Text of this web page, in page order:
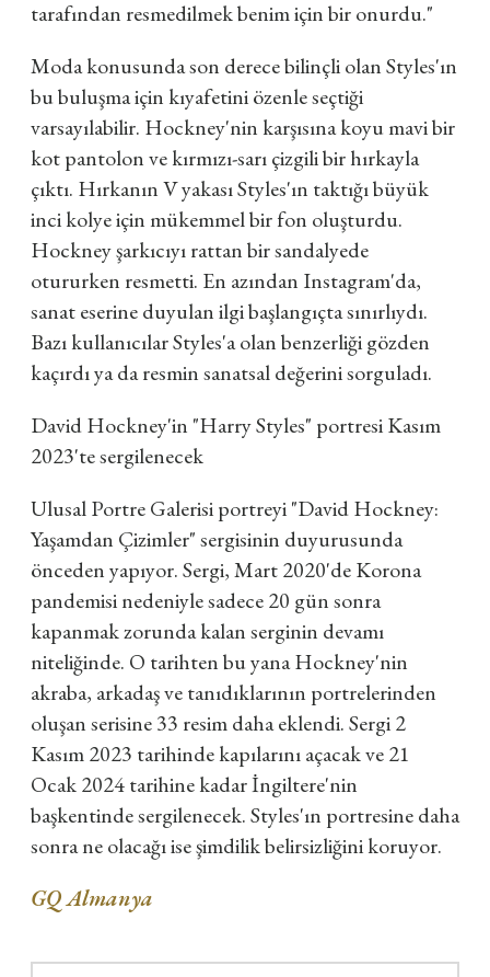
tarafından resmedilmek benim için bir onurdu."
Moda konusunda son derece bilinçli olan Styles'ın
bu buluşma için kıyafetini özenle seçtiği
varsayılabilir. Hockney'nin karşısına koyu mavi bir
kot pantolon ve kırmızı-sarı çizgili bir hırkayla
çıktı. Hırkanın V yakası Styles'ın taktığı büyük
inci kolye için mükemmel bir fon oluşturdu.
Hockney şarkıcıyı rattan bir sandalyede
otururken resmetti. En azından Instagram'da,
sanat eserine duyulan ilgi başlangıçta sınırlıydı.
Bazı kullanıcılar Styles'a olan benzerliği gözden
kaçırdı ya da resmin sanatsal değerini sorguladı.
David Hockney'in "Harry Styles" portresi Kasım
2023'te sergilenecek
Ulusal Portre Galerisi portreyi "David Hockney:
Yaşamdan Çizimler" sergisinin duyurusunda
önceden yapıyor. Sergi, Mart 2020'de Korona
pandemisi nedeniyle sadece 20 gün sonra
kapanmak zorunda kalan serginin devamı
niteliğinde. O tarihten bu yana Hockney'nin
akraba, arkadaş ve tanıdıklarının portrelerinden
oluşan serisine 33 resim daha eklendi. Sergi 2
Kasım 2023 tarihinde kapılarını açacak ve 21
Ocak 2024 tarihine kadar İngiltere'nin
başkentinde sergilenecek. Styles'ın portresine daha
sonra ne olacağı ise şimdilik belirsizliğini koruyor.
GQ Almanya